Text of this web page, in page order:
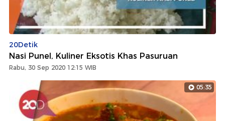
20Detik
Nasi Punel, Kuliner Eksotis Khas Pasuruan
Rabu, 30 Sep 2020 12:15 WIB
05:35